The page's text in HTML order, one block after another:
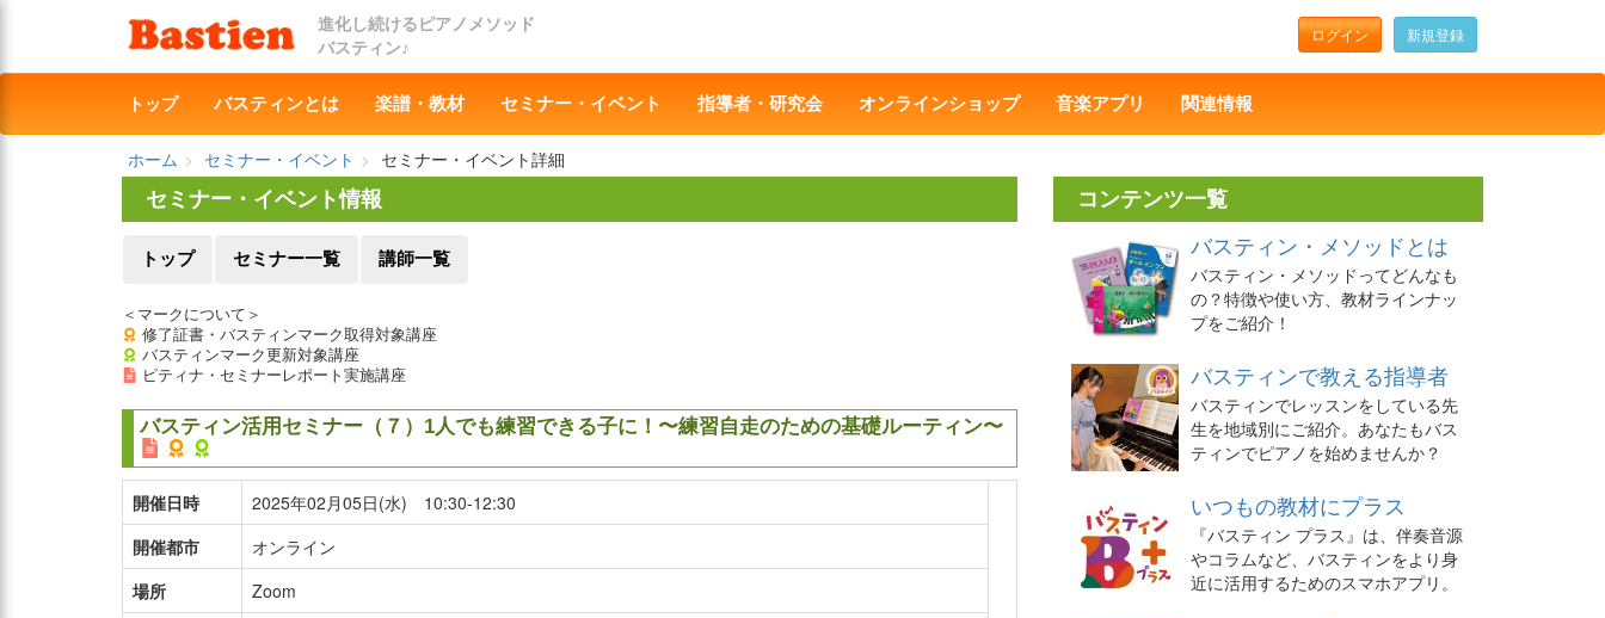
進化し続けるピアノメソッド
バスティン♪
ログイン 新規登録
トップ バスティンとは 楽譜・教材 セミナー・イベント 指導者・研究会 オンラインショップ 音楽アプリ 関連情報
ホーム セミナー・イベント
セミナー・イベント詳細
セミナー・イベント情報
トップ セミナー一覧 講師一覧
＜マークについて＞
修了証書・バスティンマーク取得対象講座
バスティンマーク更新対象講座
ピティナ・セミナーレポート実施講座
バスティン活用セミナー（７）1人でも練習できる子に！〜練習自走のための基礎ルーティン〜
開催日時
2025年02月05日(水) 10:30-12:30
開催都市
オンライン
場所
Zoom
コンテンツ一覧
バスティン・メソッドとは
バスティン・メソッドってどんなも
の？特徴や使い方、教材ラインナッ
プをご紹介！
バスティンで教える指導者
バスティンでレッスンをしている先
生を地域別にご紹介。あなたもバス
ティンでピアノを始めませんか？
いつもの教材にプラス
『バスティン プラス』は、伴奏音源
やコラムなど、バスティンをより身
近に活用するためのスマホアプリ。